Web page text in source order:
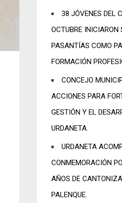
38 JÓVENES DEL
OCTUBRE INICIARON
PASANTÍAS COMO
FORMACIÓN
CONCEJO
ACCIONES PARA
GESTIÓN Y EL
URDANETA.
URDANETA
CONMEMORACIÓN
AÑOS DE
PALENQUE.